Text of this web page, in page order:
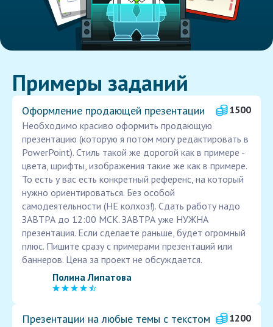
Примеры заданий
Оформление продающей презентации
1500
Необходимо красиво оформить продающую
презентацию (которую я потом могу редактировать в
PowerPoint). Стиль такой же дорогой как в примере -
цвета, шрифты, изображения такие же как в примере.
То есть у вас есть конкретный референс, на который
нужно ориентироваться. Без особой
самодеятельности (НЕ колхоз!). Сдать работу надо
ЗАВТРА до 12:00 МСК. ЗАВТРА уже НУЖНА
презентация. Если сделаете раньше, будет огромный
плюс. Пишите сразу с примерами презентаций или
баннеров. Цена за проект не обсуждается.
Полина Липатова
Презентации на любые темы с текстом
1200